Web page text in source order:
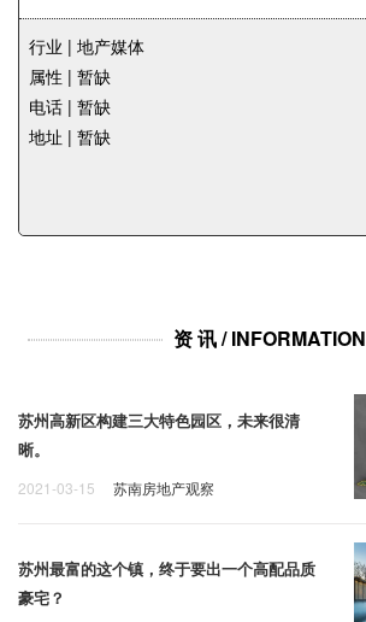
机 构
人 物
地 产
快速搜索
广告投放
关于我们
行业 | 地产媒体
属性 | 暂缺
电话 | 暂缺
地址 | 暂缺
资 讯 / INFORMATION
苏州高新区构建三大特色园区，未来很清
晰。
2021-03-15 苏南房地产观察
苏州最富的这个镇，终于要出一个高配品质
豪宅？